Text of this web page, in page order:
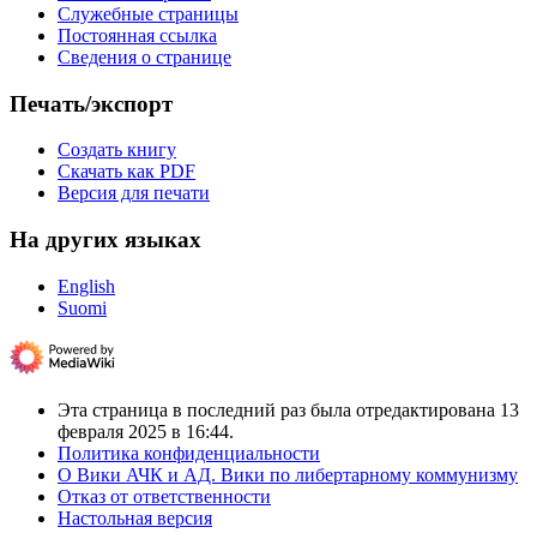
Служебные страницы
Постоянная ссылка
Сведения о странице
Печать/экспорт
Создать книгу
Скачать как PDF
Версия для печати
На других языках
English
Suomi
Эта страница в последний раз была отредактирована 13
февраля 2025 в 16:44.
Политика конфиденциальности
О Вики АЧК и АД. Вики по либертарному коммунизму
Отказ от ответственности
Настольная версия